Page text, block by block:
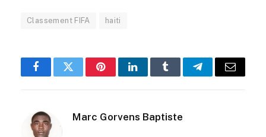
Classement FIFA haiti
FacebookTwitterPinterestLinkedInTumblrTelegramEmail
Marc Gorvens Baptiste